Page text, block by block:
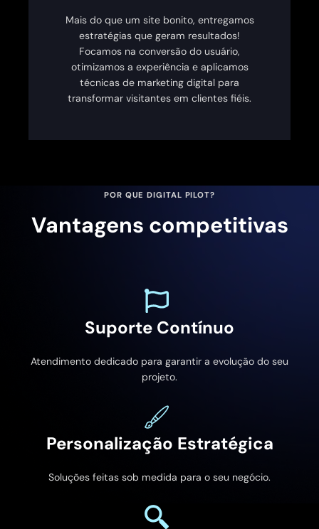
Mais do que um site bonito, entregamos
estratégias que geram resultados!
Focamos na conversão do usuário,
otimizamos a experiência e aplicamos
técnicas de marketing digital para
transformar visitantes em clientes fiéis.
POR QUE DIGITAL PILOT?
Vantagens competitivas
Suporte Contínuo
Atendimento dedicado para garantir a evolução do seu
projeto.
Personalização Estratégica
Soluções feitas sob medida para o seu negócio.